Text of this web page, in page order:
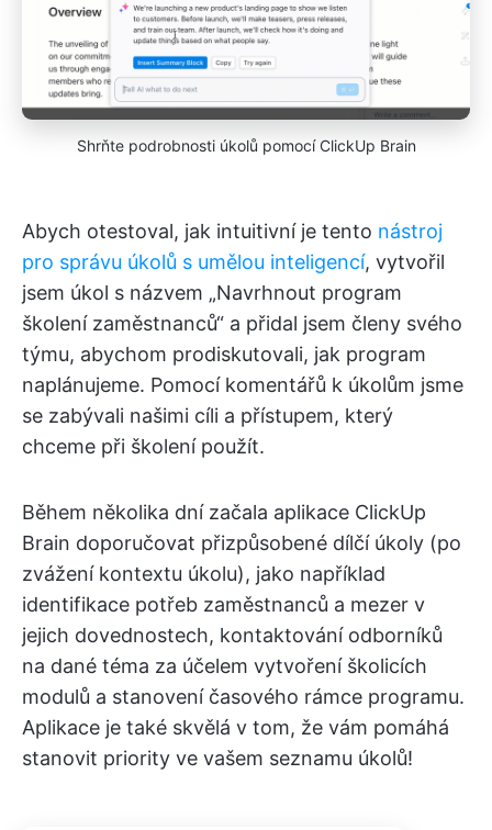
Shrňte podrobnosti úkolů pomocí ClickUp Brain
Abych otestoval, jak intuitivní je tento nástroj
pro správu úkolů s umělou inteligencí, vytvořil
jsem úkol s názvem „Navrhnout program
školení zaměstnanců“ a přidal jsem členy svého
týmu, abychom prodiskutovali, jak program
naplánujeme. Pomocí komentářů k úkolům jsme
se zabývali našimi cíli a přístupem, který
chceme při školení použít.
Během několika dní začala aplikace ClickUp
Brain doporučovat přizpůsobené dílčí úkoly (po
zvážení kontextu úkolu), jako například
identifikace potřeb zaměstnanců a mezer v
jejich dovednostech, kontaktování odborníků
na dané téma za účelem vytvoření školicích
modulů a stanovení časového rámce programu.
Aplikace je také skvělá v tom, že vám pomáhá
stanovit priority ve vašem seznamu úkolů!